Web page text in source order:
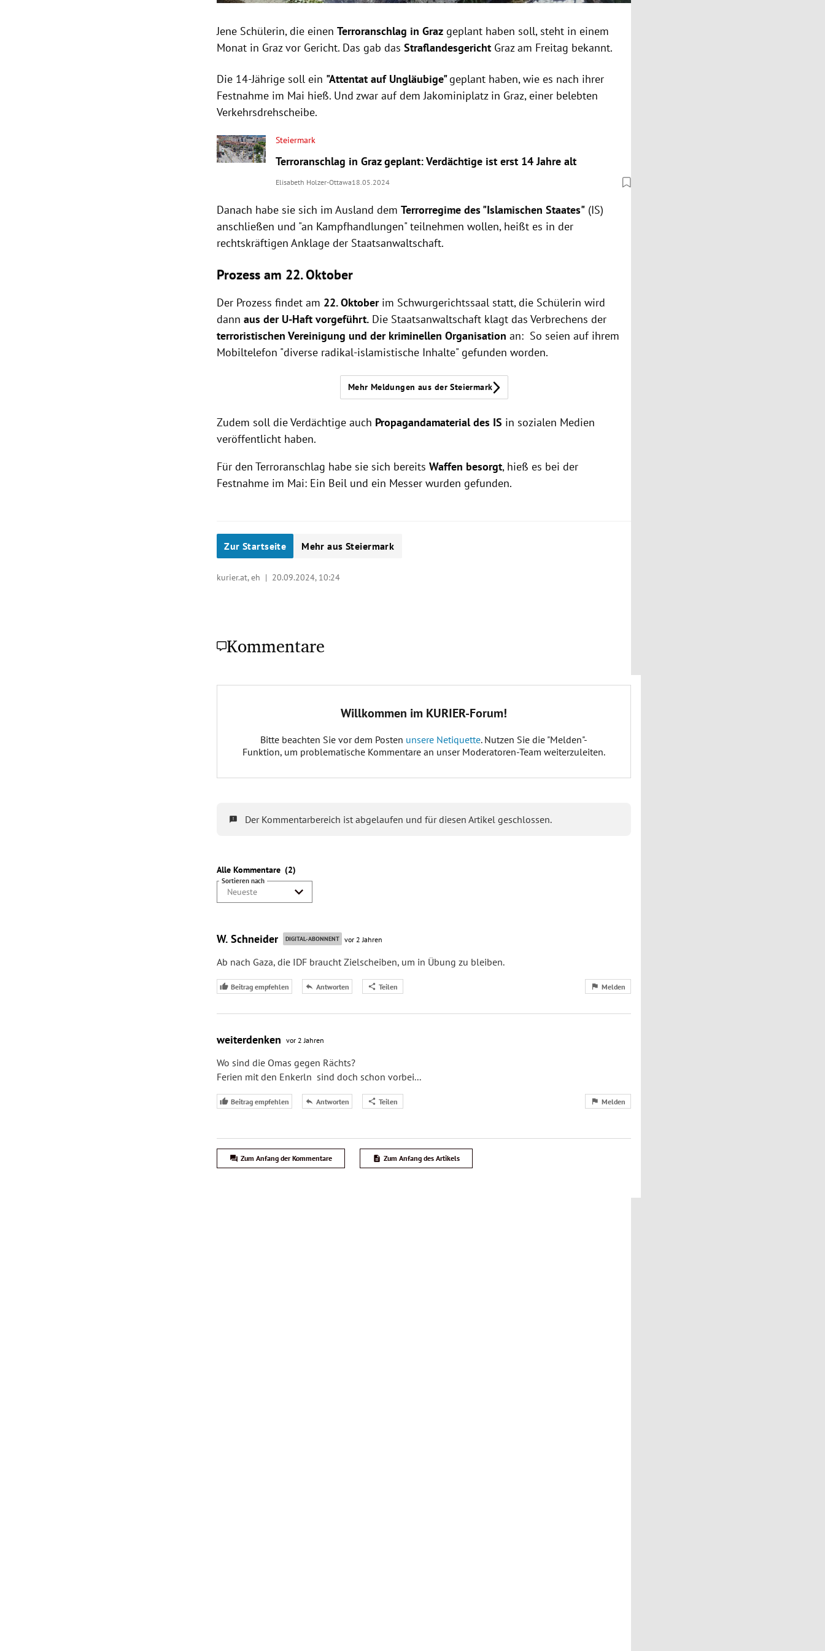
Jene Schülerin, die einenTerroranschlag in Graz geplant haben soll, steht in einem
Monat in Graz vor Gericht. Das gab dasStraflandesgericht Graz am Freitag bekannt.
Die 14-Jährige soll ein "Attentat auf Ungläubige"geplant haben, wie es nach ihrer
Festnahme im Mai hieß. Und zwar auf dem Jakominiplatz in Graz, einer belebten
Verkehrsdrehscheibe.
Steiermark
Terroranschlag in Graz geplant: Verdächtige ist erst 14 Jahre alt
Elisabeth Holzer-Ottawa18.05.2024
Danach habe sie sich im Ausland demTerrorregime des "Islamischen Staates" (IS)
anschließen und "an Kampfhandlungen" teilnehmen wollen, heißt es in der
rechtskräftigen Anklage der Staatsanwaltschaft.
Prozess am 22. Oktober
Der Prozess findet am 22. Oktober im Schwurgerichtssaal statt, die Schülerin wird
dannaus der U-Haft vorgeführt. Die Staatsanwaltschaft klagt das Verbrechens der
terroristischen Vereinigung und der kriminellen Organisation an: So seien auf ihrem
Mobiltelefon "diverse radikal-islamistische Inhalte" gefunden worden.
Mehr Meldungen aus der Steiermark
Zudem soll die Verdächtige auch Propagandamaterial des IS in sozialen Medien
veröffentlicht haben.
Für den Terroranschlag habe sie sich bereitsWaffen besorgt, hieß es bei der
Festnahme im Mai: Ein Beil und ein Messer wurden gefunden.
Zur Startseite Mehr aus Steiermark
kurier.at, eh | 20.09.2024, 10:24
Kommentare